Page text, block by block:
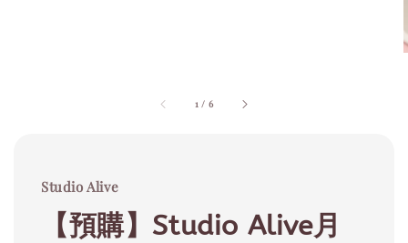
1 / 6
Studio Alive
【預購】Studio Alive月